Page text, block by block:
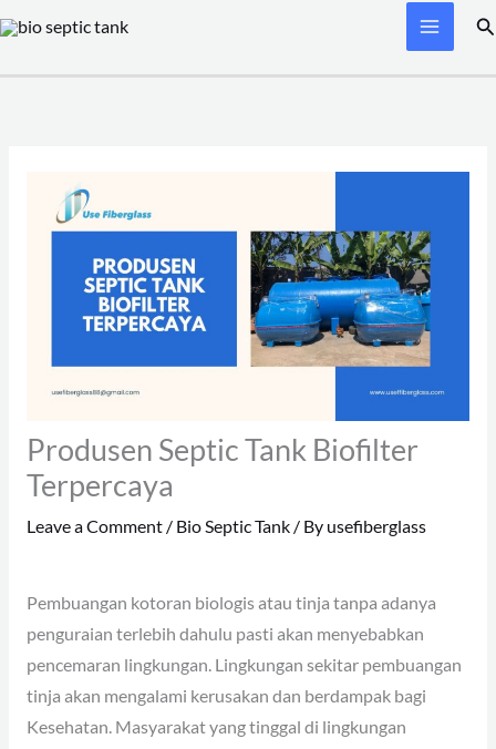
Skip
content
Produsen Septic Tank Biofilter
Terpercaya
Leave a Comment / Bio Septic Tank/ By usefiberglass
Pembuangan kotoran biologis atau tinja tanpa adanya
penguraian terlebih dahulu pasti akan menyebabkan
pencemaran lingkungan. Lingkungan sekitar pembuangan
tinja akan mengalami kerusakan dan berdampak bagi
Kesehatan. Masyarakat yang tinggal di lingkungan